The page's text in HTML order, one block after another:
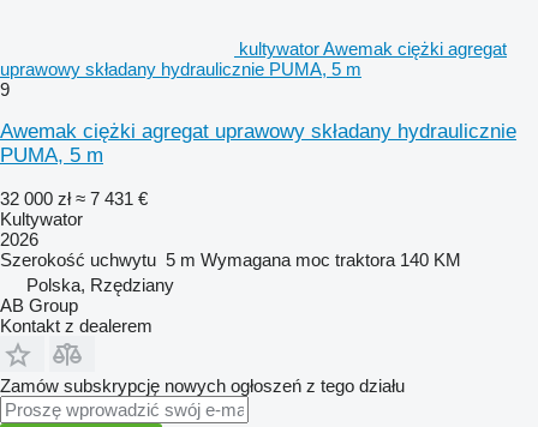
kultywator Awemak ciężki agregat
uprawowy składany hydraulicznie PUMA, 5 m
9
Awemak ciężki agregat uprawowy składany hydraulicznie
PUMA, 5 m
32 000 zł ≈ 7 431 €
Kultywator
2026
Szerokość uchwytu 5 m Wymagana moc traktora 140 KM
Polska, Rzędziany
AB Group
Kontakt z dealerem
Zamów subskrypcję nowych ogłoszeń z tego działu